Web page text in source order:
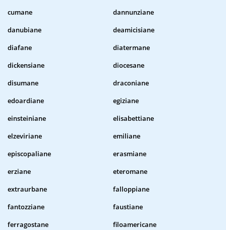
cumane
dannunziane
danubiane
deamicisiane
diafane
diatermane
dickensiane
diocesane
disumane
draconiane
edoardiane
egiziane
einsteiniane
elisabettiane
elzeviriane
emiliane
episcopaliane
erasmiane
erziane
eteromane
extraurbane
falloppiane
fantozziane
faustiane
ferragostane
filoamericane